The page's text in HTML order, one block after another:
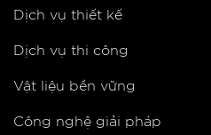
Dịch vụ thiết kế
Dịch vụ thi công
Vật liệu bền vững
Công nghệ giải pháp